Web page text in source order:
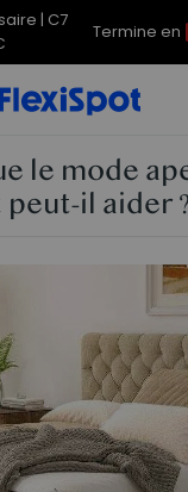
| C7
Termine en
le mode
il aider